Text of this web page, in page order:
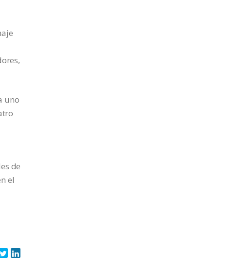
uno
de
el